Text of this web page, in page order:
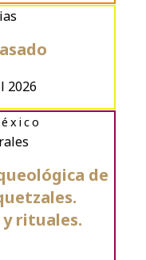
2026
de
rituales.